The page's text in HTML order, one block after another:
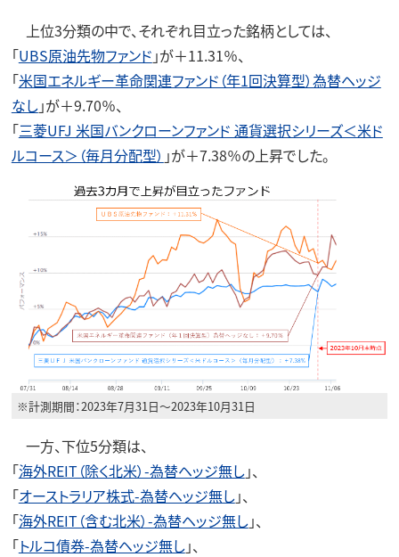
上位3分類の中で、それぞれ目立った銘柄としては、
「UBS原油先物ファンド 」が＋11.31％、
「米国エネルギー革命関連ファンド（年1回決算型）為替ヘッジ
なし」が＋9.70％、
「三菱UFJ 米国バンクローンファンド 通貨選択シリーズ＜米ド
ルコース＞（毎月分配型） 」が＋7.38％の上昇でした。
※計測期間：2023年7月31日～2023年10月31日
一方、下位5分類は、
「海外REIT（除く北米）-為替ヘッジ無し」、
「オーストラリア株式-為替ヘッジ無し」、
「海外REIT（含む北米）-為替ヘッジ無し」、
「トルコ債券-為替ヘッジ無し」、